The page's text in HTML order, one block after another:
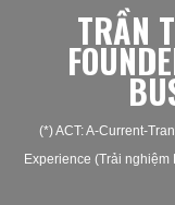
TRẦN
(*) ACT: A-Current-
Experience (Trải nghiệm